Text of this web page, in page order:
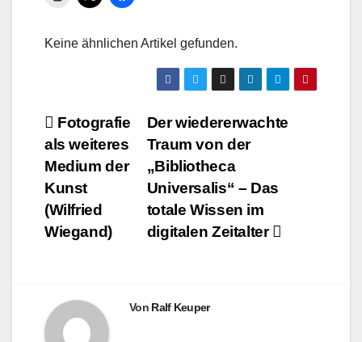
Keine ähnlichen Artikel gefunden.
Beitragsnavigation
Der wiedererwachte
Traum von der
„Bibliotheca
Universalis“ – Das
totale Wissen im
digitalen Zeitalter
Fotografie
als weiteres
Medium der
Kunst
(Wilfried
Wiegand)
Von Ralf Keuper